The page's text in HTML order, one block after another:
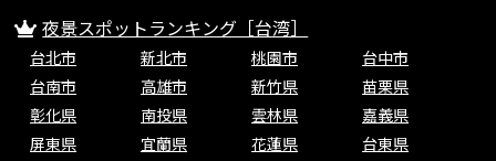
夜景スポットランキング［台湾］
台北市 新北市 桃園市
台中市
台南市
高雄市 新竹県
苗栗県
彰化県
南投県 雲林県
嘉義県
屏東県
宜蘭県 花蓮県
台東県